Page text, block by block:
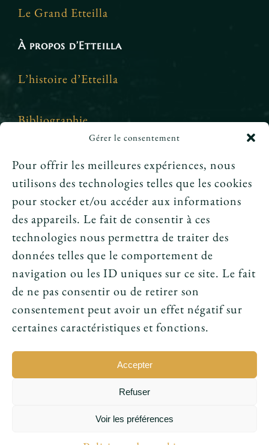
Gérer le consentement
Pour offrir les meilleures expériences, nous
utilisons des technologies telles que les cookies
pour stocker et/ou accéder aux informations
des appareils. Le fait de consentir à ces
technologies nous permettra de traiter des
données telles que le comportement de
navigation ou les ID uniques sur ce site. Le fait
de ne pas consentir ou de retirer son
consentement peut avoir un effet négatif sur
certaines caractéristiques et fonctions.
Accepter
Refuser
Voir les préférences
Le Grand Etteilla
À propos d’Etteilla
L’histoire d’Etteilla
Bibliographie
Crédits et mentions légales
Le tarot peut-il annoncer une rencontre
amoureuse ?
Peut-on prouver que le tarot fonctionne ?
Le tarot avant l’ésotérisme : un simple jeu ?
© 2016 - 2026 • Conception parSukellos - Agence web